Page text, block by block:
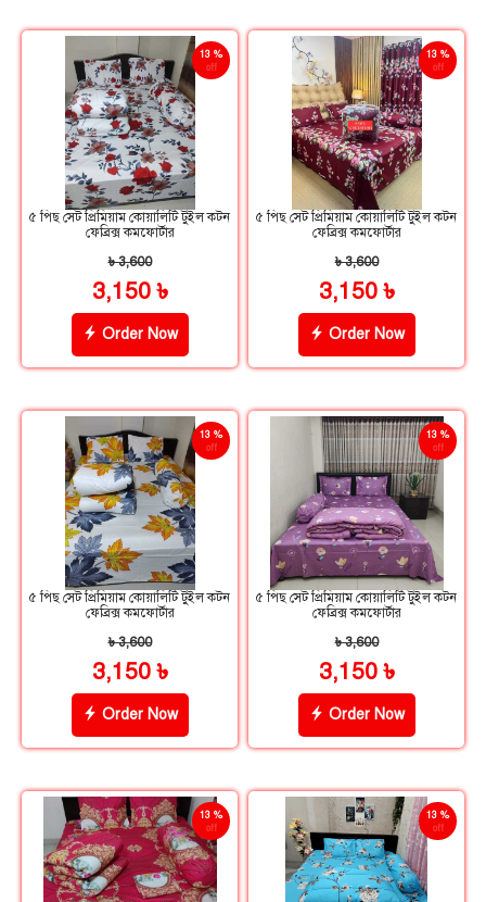
13 %
off
৫ পিছ সেট প্রিমিয়াম কোয়ালিটি টুইল কটন
ফেব্রিক্স কমফোর্টার
৳ 3,600
3,150 ৳
Order Now
13 %
off
৫ পিছ সেট প্রিমিয়াম কোয়ালিটি টুইল কটন
ফেব্রিক্স কমফোর্টার
৳ 3,600
3,150 ৳
Order Now
13 %
off
৫ পিছ সেট প্রিমিয়াম কোয়ালিটি টুইল কটন
ফেব্রিক্স কমফোর্টার
৳ 3,600
3,150 ৳
Order Now
13 %
off
৫ পিছ সেট প্রিমিয়াম কোয়ালিটি টুইল কটন
ফেব্রিক্স কমফোর্টার
৳ 3,600
3,150 ৳
Order Now
13 %
off
13 %
off